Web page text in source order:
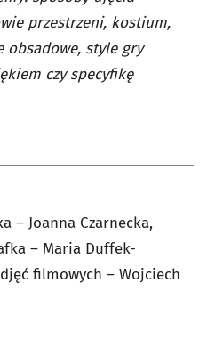
przestrzeni, kostium,
obsadowe, style gry
czy specyfikę
– Joanna Czarnecka,
– Maria Duffek-
filmowych – Wojciech